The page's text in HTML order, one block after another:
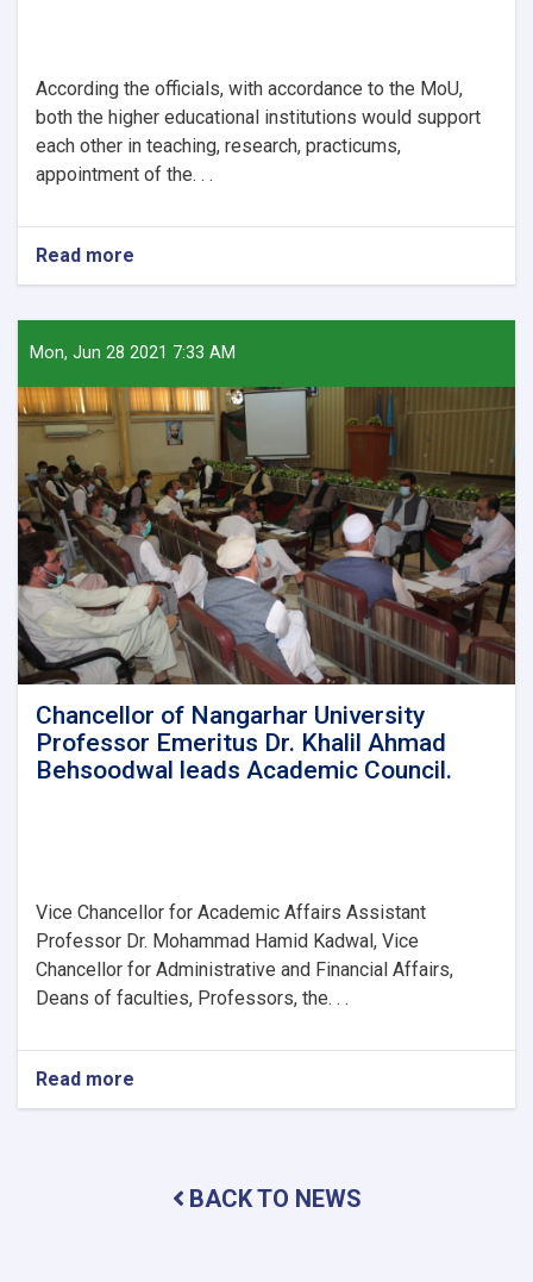
According the officials, with accordance to the MoU,
both the higher educational institutions would support
each other in teaching, research, practicums,
appointment of the. . .
Read more
signs
MoU
Al
Taqwa
Institute
of
Higher
Education.
Mon, Jun 28 2021 7:33 AM
Chancellor of Nangarhar University
Professor Emeritus Dr. Khalil Ahmad
Behsoodwal leads Academic Council.
Vice Chancellor for Academic Affairs Assistant
Professor Dr. Mohammad Hamid Kadwal, Vice
Chancellor for Administrative and Financial Affairs,
Deans of faculties, Professors, the. . .
Read more
ProfessorBACK TO NEWS